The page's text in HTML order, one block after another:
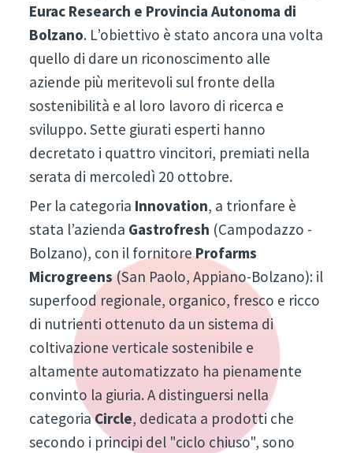
Eurac Research e Provincia Autonoma di
Bolzano. L’obiettivo è stato ancora una volta
quello di dare un riconoscimento alle
aziende più meritevoli sul fronte della
sostenibilità e al loro lavoro di ricerca e
sviluppo. Sette giurati esperti hanno
decretato i quattro vincitori, premiati nella
serata di mercoledì 20 ottobre.
Per la categoria Innovation, a trionfare è
stata l’azienda Gastrofresh (Campodazzo -
Bolzano), con il fornitoreProfarms
Microgreens(San Paolo, Appiano-Bolzano): il
superfood regionale, organico, fresco e ricco
di nutrienti ottenuto da un sistema di
coltivazione verticale sostenibile e
altamente automatizzato ha pienamente
convinto la giuria. A distinguersi nella
categoriaCircle, dedicata a prodotti che
secondo i principi del "ciclo chiuso", sono